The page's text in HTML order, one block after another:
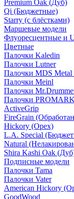
Premium Oak (Дуб)
Qi (Бюджетные)
Starry (с блёстками)
Маршевые модели
Флуоресцентные и
Цветные
Палочки Kaledin
Палочки Lutner
Палочки MDS Metal
Палочки Meinl
Палочки
Палочки PROMARK
ActiveGrip
FireGrain
Hickory (Орех)
L.A. Special
Natural
Shira Kashi Oak
Подписные модели
Палочки Tama
Палочки Vater
American Hickory
GoodWood